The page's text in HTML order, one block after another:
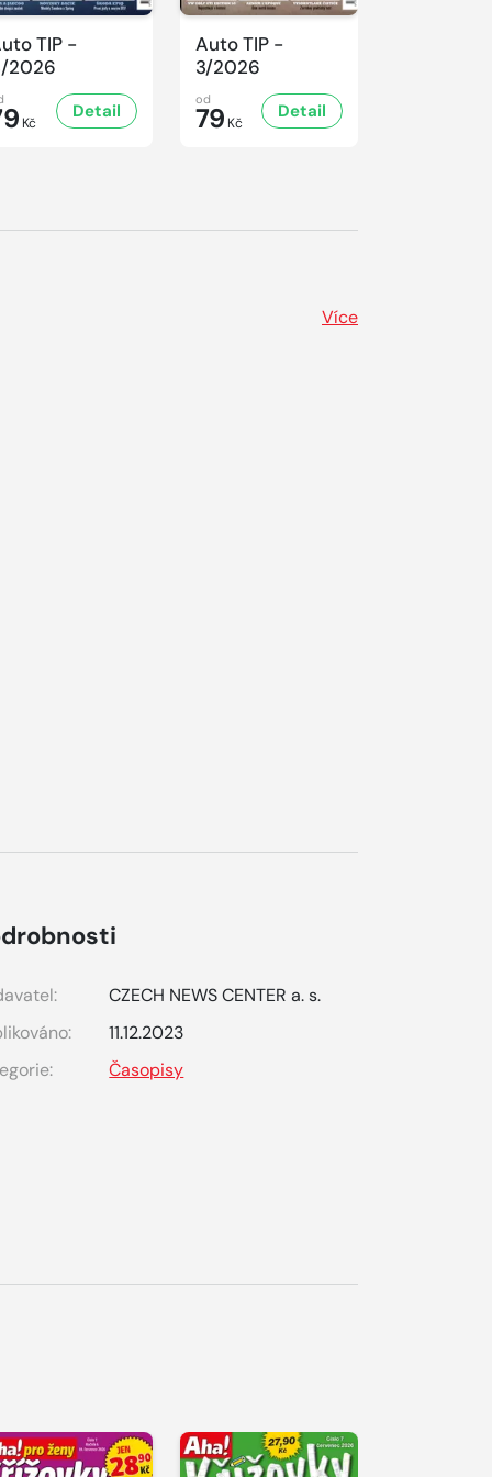
TIP -
2026
Kč
Detail
Auto TIP -
3/2026
od
79 Kč
Detail
Více
CZECH NEWS CENTER a. s.
11.12.2023
Časopisy